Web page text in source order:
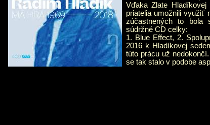
Vďaka Zlate
priatelia umožnili využiť
zúčastnených to bola
súdržné CD celky:
1. Blue Effect, 2.
2016 k Hladíkovej
túto prácu už
se tak stalo v podobe